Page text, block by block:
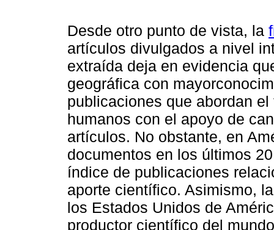
Desde otro punto de vista, la
artículos divulgados a nivel
extraída deja en evidencia
geográfica con
publicaciones que abordan
humanos con el apoyo de
artículos. No obstante, en
documentos en los últimos
índice de publicaciones
aporte científico. Asimismo,
los Estados Unidos de
productor científico del